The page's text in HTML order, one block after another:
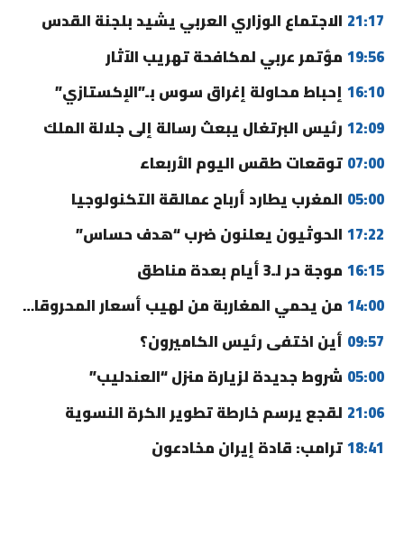
21:17 الاجتماع الوزاري العربي يشيد بلجنة القدس
19:56 مؤتمر عربي لمكافحة تهريب الآثار
16:10 إحباط محاولة إغراق سوس بـ”الإكستازي”
12:09 رئيس البرتغال يبعث رسالة إلى جلالة الملك
07:00 توقعات طقس اليوم الأربعاء
05:00 المغرب يطارد أرباح عمالقة التكنولوجيا
17:22 الحوثيون يعلنون ضرب “هدف حساس”
16:15 موجة حر لـ3 أيام بعدة مناطق
14:00 من يحمي المغاربة من لهيب أسعار المحروقات؟
09:57 أين اختفى رئيس الكاميرون؟
05:00 شروط جديدة لزيارة منزل “العندليب”
21:06 لقجع يرسم خارطة تطوير الكرة النسوية
18:41ترامب: قادة إيران مخادعون